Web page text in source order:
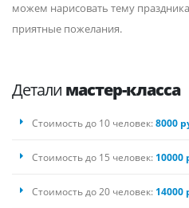
можем нарисовать тему
приятные пожелания.
Детали мастер-класса
Стоимость до 10 человек:8000
Стоимость до 15 человек: 10000
Стоимость до 20 человек: 14000